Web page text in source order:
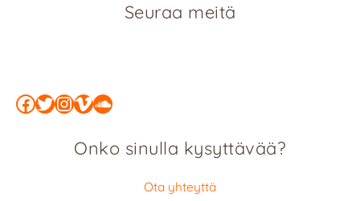
Seuraa meitä
Facebook
Twitter
Instagram
Vimeo
SoundCloud
Onko sinulla kysyttävää?
Ota yhteyttä